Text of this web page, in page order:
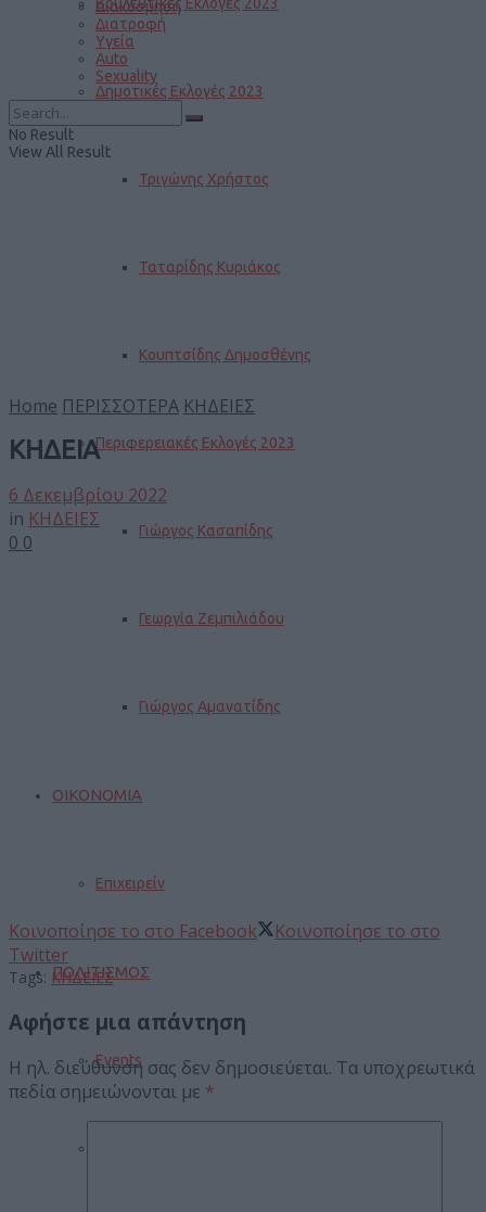
Δημοτικές Εκλογές 2023
Τριγώνης Χρήστος
Ταταρίδης Κυριάκος
Κουπτσίδης Δημοσθένης
Περιφερειακές Εκλογές 2023
Γιώργος Κασαπίδης
Γεωργία Ζεμπιλιάδου
Γιώργος Αμανατίδης
ΟΙΚΟΝΟΜΙΑ
Επιχειρείν
ΠΟΛΙΤΙΣΜΟΣ
Events
Διακόσμηση
Διατροφή
Υγεία
Auto
Sexuality
No Result
View All Result
Home ΠΕΡΙΣΣΟΤΕΡΑ ΚΗΔΕΙΕΣ
ΚΗΔΕΙΑ
6 Δεκεμβρίου 2022
in ΚΗΔΕΙΕΣ
0 0
Κοινοποίησε το στο Facebook
Κοινοποίησε το στο
Twitter
Tags: ΚΗΔΕΙΕΣ
Αφήστε μια απάντηση
Η ηλ. διεύθυνση σας δεν δημοσιεύεται. Τα υποχρεωτικά
πεδία σημειώνονται με *